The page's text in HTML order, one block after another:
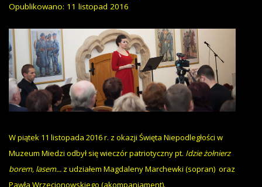
Opublikowano: 11 listopad 2016
W piątek 11 listopada 2016 r. z okazji Święta Niepodległości w
Muzeum Miedzi odbył się wieczór patriotyczny pt. Idzie żołnierz
borem, lasem... z udziałem Magdaleny Marchewki (sopran) oraz
Pawła Wrzecionowskiego (akompaniament).